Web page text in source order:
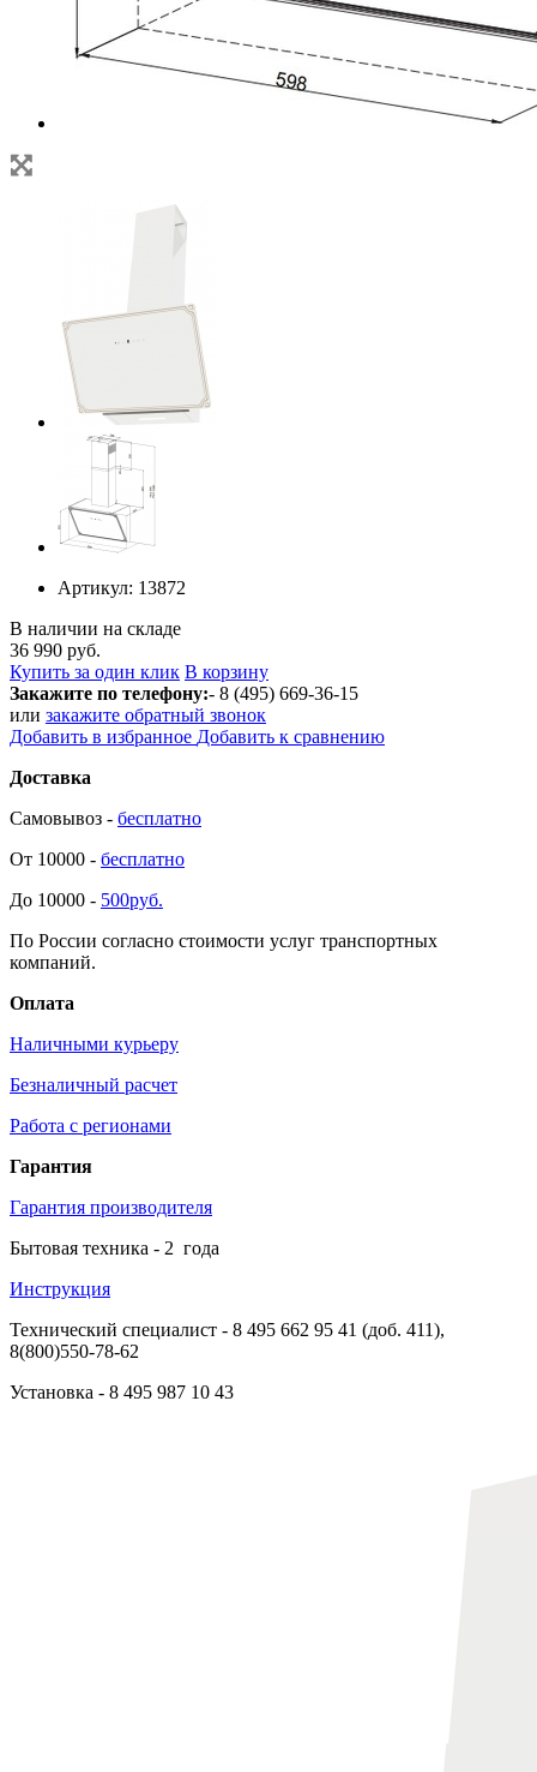
Артикул: 13872
В наличии на складе
36 990 руб.
Купить за один клик В корзину
Закажите по телефону:- 8 (495) 669-36-15
или закажите обратный звонок
Добавить в избранное Добавить к сравнению
Доставка
Самовывоз - бесплатно
От 10000 - бесплатно
До 10000 - 500руб.
По России согласно стоимости услуг транспортных
компаний.
Оплата
Наличными курьеру
Безналичный расчет
Работа с регионами
Гарантия
Гарантия производителя
Бытовая техника - 2 года
Инструкция
Технический специалист - 8 495 662 95 41 (доб. 411),
8(800)550-78-62
Установка - 8 495 987 10 43